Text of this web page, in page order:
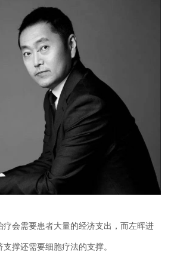
会需要患者大量的经济支出，而左晖进
撑还需要细胞疗法的支撑。